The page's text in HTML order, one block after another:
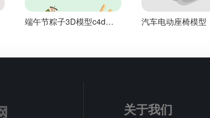
端午节粽子3D模型c4d模
汽车电动座椅模型
关于我们